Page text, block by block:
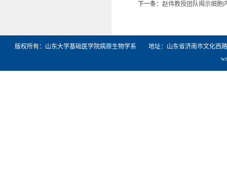
下一条： 赵伟教授团队揭示细胞
版权所有：山东大学基础医学院病原生物学系 地址：山东省济南市文化